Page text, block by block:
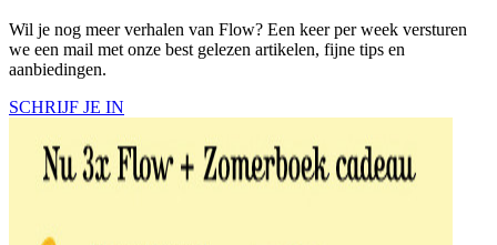
Wil je nog meer verhalen van Flow? Een keer per week versturen
we een mail met onze best gelezen artikelen, fijne tips en
aanbiedingen.
SCHRIJF JE IN